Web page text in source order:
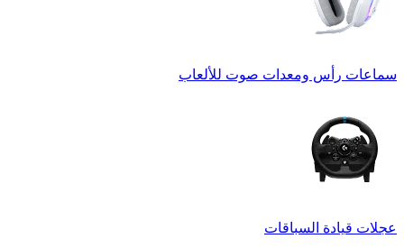
سماعات رأس ومعدات صوت للألعاب
عجلات قيادة السباقات